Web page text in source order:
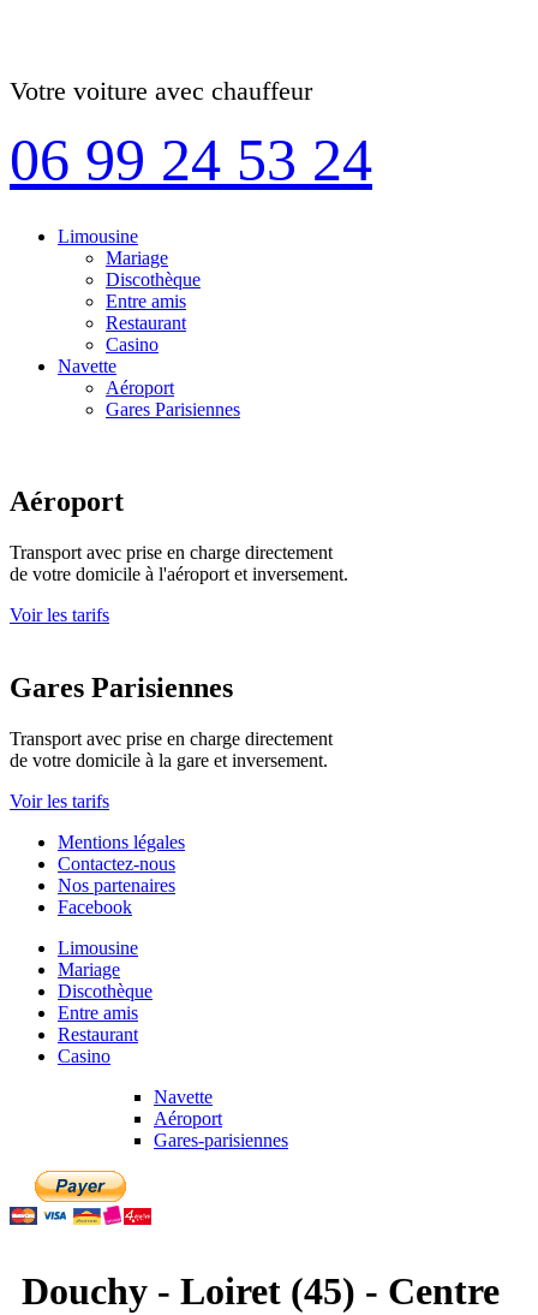
Votre voiture avec chauffeur
06 99 24 53 24
Limousine
Mariage
Discothèque
Entre amis
Restaurant
Casino
Navette
Aéroport
Gares Parisiennes
Aéroport
Transport avec prise en charge directement
de votre domicile à l'aéroport et inversement.
Voir les tarifs
Gares Parisiennes
Transport avec prise en charge directement
de votre domicile à la gare et inversement.
Voir les tarifs
Mentions légales
Contactez-nous
Nos partenaires
Facebook
Limousine
Mariage
Discothèque
Entre amis
Restaurant
Casino
Navette
Aéroport
Gares-parisiennes
Douchy - Loiret (45) - Centre